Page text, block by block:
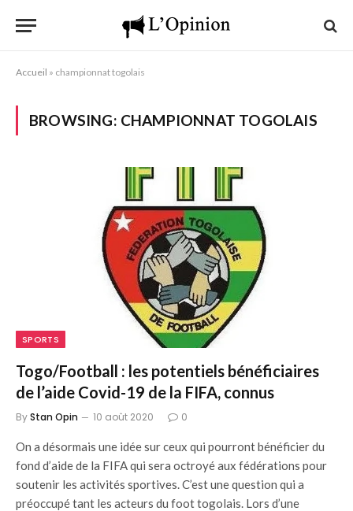
Accueil » championnat togolais
BROWSING: CHAMPIONNAT TOGOLAIS
SPORTS
Togo/Football : les potentiels bénéficiaires
de l’aide Covid-19 de la FIFA, connus
ByStan Opin 10 août 2020 0
On a désormais une idée sur ceux qui pourront bénéficier du
fond d’aide de la FIFA qui sera octroyé aux fédérations pour
soutenir les activités sportives. C’est une question qui a
préoccupé tant les acteurs du foot togolais. Lors d’une